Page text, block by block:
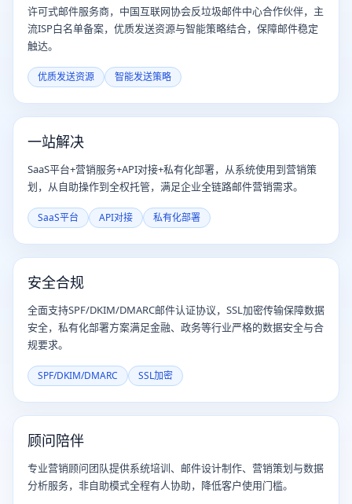
许可式邮件服务商，中国互联网协会反垃圾邮件中心合作伙伴，主
流ISP白名单备案，优质发送资源与智能策略结合，保障邮件稳定
触达。
优质发送资源 智能发送策略
一站解决
SaaS平台+营销服务+API对接+私有化部署，从系统使用到营销策
划，从自助操作到全权托管，满足企业全链路邮件营销需求。
SaaS平台 API对接 私有化部署
安全合规
全面支持SPF/DKIM/DMARC邮件认证协议，SSL加密传输保障数据
安全，私有化部署方案满足金融、政务等行业严格的数据安全与合
规要求。
SPF/DKIM/DMARC SSL加密
顾问陪伴
专业营销顾问团队提供系统培训、邮件设计制作、营销策划与数据
分析服务，非自助模式全程有人协助，降低客户使用门槛。